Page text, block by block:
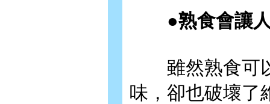
●熟食會讓人
雖然熟食可以
味，卻也破壞了